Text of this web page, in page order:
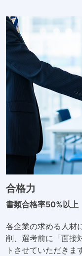
合格力
書類合格率50%以上
各企業の求める人材
削、選考前に「面接
トさせていただきま